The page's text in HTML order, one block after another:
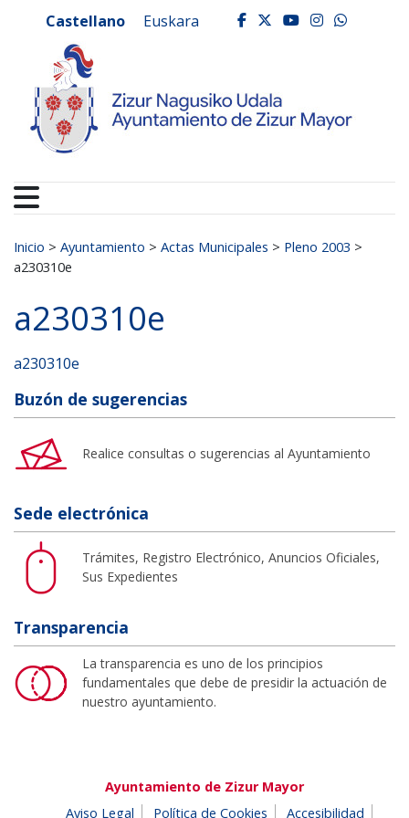
Ayuntamiento de
Castellano Euskara facebook
twitter
youtube
Buscar:
Inicio > Ayuntamiento > Actas Municipales > Pleno 2003 >
a230310e
a230310e
a230310e
Buzón de sugerencias
Realice consultas o sugerencias al Ayuntamiento
Sede electrónica
Trámites, Registro Electrónico, Anuncios Oficiales,
Sus Expedientes
Transparencia
La transparencia es uno de los principios
fundamentales que debe de presidir la actuación de
nuestro ayuntamiento.
Ayuntamiento de Zizur Mayor
Aviso Legal
Política de Cookies Accesibilidad